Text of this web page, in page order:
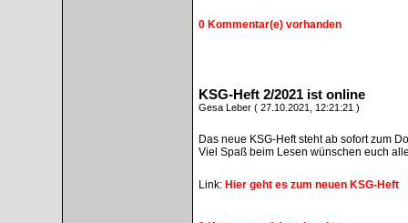
0 Kommentar(e) vorhanden
KSG-Heft 2/2021 ist online
Gesa Leber ( 27.10.2021, 12:21:21 )
Das neue KSG-Heft steht ab sofort zum
Viel Spaß beim Lesen wünschen euch
Link: Hier geht es zum neuen KSG-Heft